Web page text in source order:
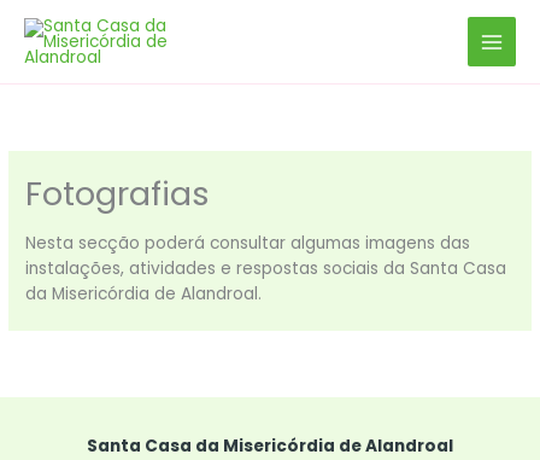
content
Fotografias
Nesta secção poderá consultar algumas imagens das
instalações, atividades e respostas sociais da Santa Casa
da Misericórdia de Alandroal.
Santa Casa da Misericórdia de Alandroal